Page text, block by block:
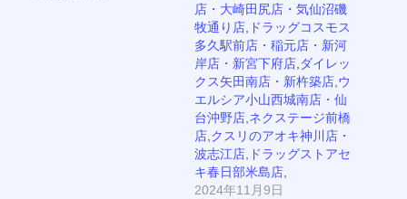
店・大崎田尻店・気仙沼磯
牧通り店,ドラッグコスモス
多久駅前店・稲元店・新河
岸店・新宮下府店,ダイレッ
クス矢田南店・新杵築店,ウ
エルシア小山西城南店・仙
台沖野店,ネクステージ前橋
店,クスリのアオキ神川店・
波志江店,ドラッグストアセ
キ春日部米島店,
2024年11月9日